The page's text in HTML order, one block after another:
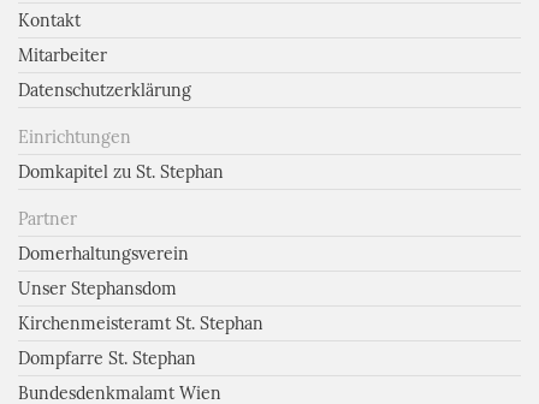
Kontakt
Mitarbeiter
Datenschutzerklärung
Einrichtungen
Domkapitel zu St. Stephan
Partner
Domerhaltungsverein
Unser Stephansdom
Kirchenmeisteramt St. Stephan
Dompfarre St. Stephan
Bundesdenkmalamt Wien